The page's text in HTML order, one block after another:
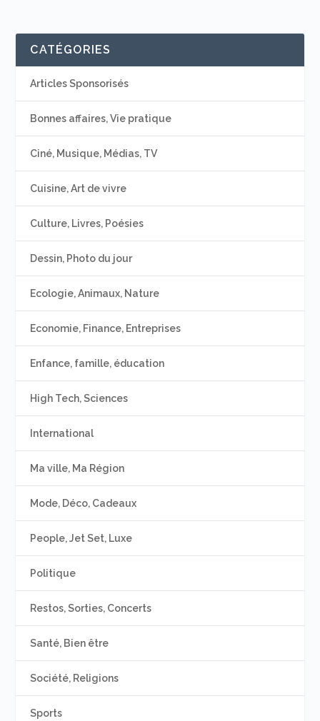
CATÉGORIES
Articles Sponsorisés
Bonnes affaires, Vie pratique
Ciné, Musique, Médias, TV
Cuisine, Art de vivre
Culture, Livres, Poésies
Dessin, Photo du jour
Ecologie, Animaux, Nature
Economie, Finance, Entreprises
Enfance, famille, éducation
High Tech, Sciences
International
Ma ville, Ma Région
Mode, Déco, Cadeaux
People, Jet Set, Luxe
Politique
Restos, Sorties, Concerts
Santé, Bien être
Société, Religions
Sports